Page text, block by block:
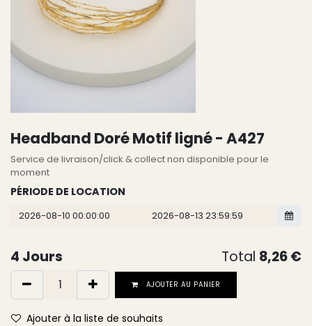
Headband Doré Motif ligné - A427
Service de livraison/click & collect non disponible pour le
moment
PÉRIODE DE LOCATION
4 Jours Total 8,26€
AJOUTER AU PANIER
Ajouter à la liste de souhaits